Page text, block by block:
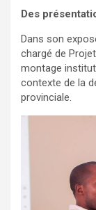
Des
Dans son
chargé de
montage
contexte de la
provinciale.